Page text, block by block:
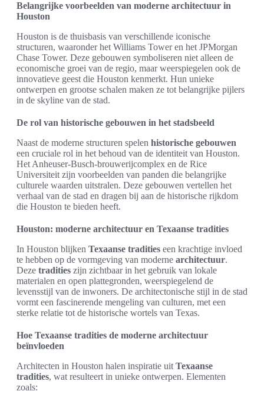
Belangrijke voorbeelden van moderne architectuur in
Houston
Houston is de thuisbasis van verschillende iconische
structuren, waaronder het Williams Tower en het JPMorgan
Chase Tower. Deze gebouwen symboliseren niet alleen de
economische groei van de regio, maar weerspiegelen ook de
innovatieve geest die Houston kenmerkt. Hun unieke
ontwerpen en grootse schalen maken ze tot belangrijke pijlers
in de skyline van de stad.
De rol van historische gebouwen in het stadsbeeld
Naast de moderne structuren spelen historische gebouwen
een cruciale rol in het behoud van de identiteit van Houston.
Het Anheuser-Busch-brouwerijcomplex en de Rice
Universiteit zijn voorbeelden van panden die belangrijke
culturele waarden uitstralen. Deze gebouwen vertellen het
verhaal van de stad en dragen bij aan de historische rijkdom
die Houston te bieden heeft.
Houston: moderne architectuur en Texaanse tradities
In Houston blijken Texaanse tradities een krachtige invloed
te hebben op de vormgeving van moderne architectuur.
Deze tradities zijn zichtbaar in het gebruik van lokale
materialen en open plattegronden, weerspiegelend de
levensstijl van de inwoners. De architectonische stijl in de stad
vormt een fascinerende mengeling van culturen, met een
sterke relatie tot de historische wortels van Texas.
Hoe Texaanse tradities de moderne architectuur
beïnvloeden
Architecten in Houston halen inspiratie uit Texaanse
tradities, wat resulteert in unieke ontwerpen. Elementen
zoals: